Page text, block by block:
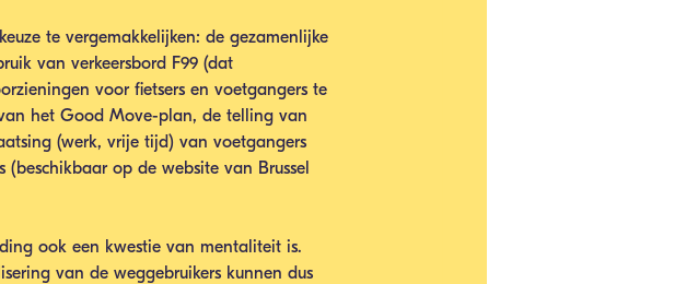
te vergemakkelijken: de gezamenlijke
van verkeersbord F99 (dat
voor fietsers en voetgangers te
het Good Move-plan, de telling van
(werk, vrije tijd) van voetgangers
op de website van Brussel
ook een kwestie van mentaliteit is.
van de weggebruikers kunnen dus